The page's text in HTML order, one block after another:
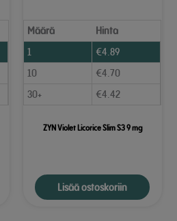
Määrä
Hinta
1
€4.89
10
€4.70
30+
€4.42
ZYN Violet Licorice Slim S3 9 mg
Lisää ostoskoriin